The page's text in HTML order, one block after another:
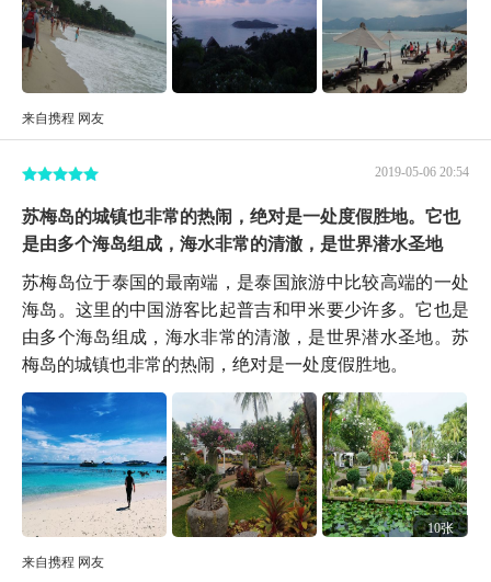
来自携程 网友
2019-05-06 20:54
苏梅岛的城镇也非常的热闹，绝对是一处度假胜地。它也
是由多个海岛组成，海水非常的清澈，是世界潜水圣地
苏梅岛位于泰国的最南端，是泰国旅游中比较高端的一处
海岛。这里的中国游客比起普吉和甲米要少许多。它也是
由多个海岛组成，海水非常的清澈，是世界潜水圣地。苏
梅岛的城镇也非常的热闹，绝对是一处度假胜地。
10张
来自携程 网友